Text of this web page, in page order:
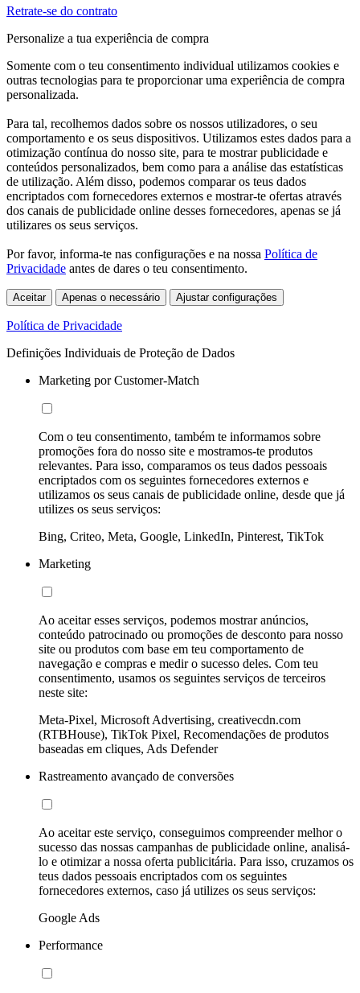
Retrate-se do contrato
Personalize a tua experiência de compra
Somente com o teu consentimento individual utilizamos cookies e
outras tecnologias para te proporcionar uma experiência de compra
personalizada.
Para tal, recolhemos dados sobre os nossos utilizadores, o seu
comportamento e os seus dispositivos. Utilizamos estes dados para a
otimização contínua do nosso site, para te mostrar publicidade e
conteúdos personalizados, bem como para a análise das estatísticas
de utilização. Além disso, podemos comparar os teus dados
encriptados com fornecedores externos e mostrar-te ofertas através
dos canais de publicidade online desses fornecedores, apenas se já
utilizares os seus serviços.
Por favor, informa-te nas configurações e na nossa Política de
Privacidade antes de dares o teu consentimento.
Aceitar Apenas o necessário Ajustar configurações
Política de Privacidade
Definições Individuais de Proteção de Dados
Marketing por Customer-Match
Com o teu consentimento, também te informamos sobre
promoções fora do nosso site e mostramos-te produtos
relevantes. Para isso, comparamos os teus dados pessoais
encriptados com os seguintes fornecedores externos e
utilizamos os seus canais de publicidade online, desde que já
utilizes os seus serviços:
Bing, Criteo, Meta, Google, LinkedIn, Pinterest, TikTok
Marketing
Ao aceitar esses serviços, podemos mostrar anúncios,
conteúdo patrocinado ou promoções de desconto para nosso
site ou produtos com base em teu comportamento de
navegação e compras e medir o sucesso deles. Com teu
consentimento, usamos os seguintes serviços de terceiros
neste site:
Meta-Pixel, Microsoft Advertising, creativecdn.com
(RTBHouse), TikTok Pixel, Recomendações de produtos
baseadas em cliques, Ads Defender
Rastreamento avançado de conversões
Ao aceitar este serviço, conseguimos compreender melhor o
sucesso das nossas campanhas de publicidade online, analisá-
lo e otimizar a nossa oferta publicitária. Para isso, cruzamos os
teus dados pessoais encriptados com os seguintes
fornecedores externos, caso já utilizes os seus serviços:
Google Ads
Performance